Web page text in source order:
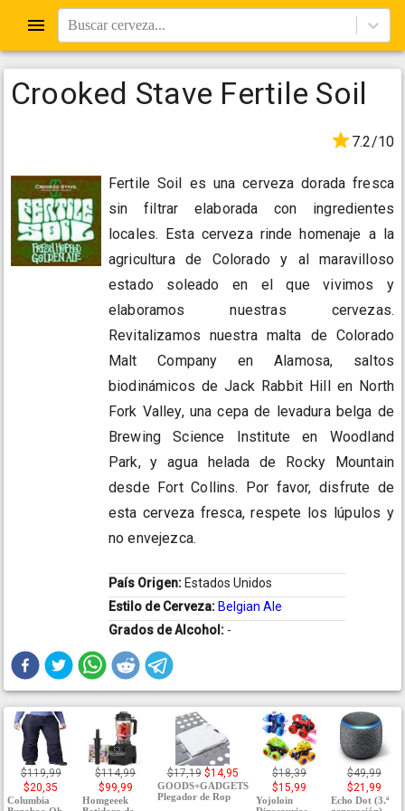
Buscar cerveza...
Crooked Stave Fertile Soil
7.2/10
Fertile Soil es una cerveza dorada fresca
sin filtrar elaborada con ingredientes
locales. Esta cerveza rinde homenaje a la
agricultura de Colorado y al maravilloso
estado soleado en el que vivimos y
elaboramos nuestras cervezas.
Revitalizamos nuestra malta de Colorado
Malt Company en Alamosa, saltos
biodinámicos de Jack Rabbit Hill en North
Fork Valley, una cepa de levadura belga de
Brewing Science Institute en Woodland
Park, y agua helada de Rocky Mountain
desde Fort Collins. Por favor, disfrute de
esta cerveza fresca, respete los lúpulos y
no envejezca.
País Origen: Estados Unidos
Estilo de Cerveza: Belgian Ale
Grados de Alcohol: -
$119,99
$20,35
Columbia
$114,99
$99,99
Homgeeek
$17,19 $14,95
GOODS+GADGETS
Plegador de Rop
$18,39
$15,99
Yojoloin
$49,99
$21,99
Echo Dot (3.ª